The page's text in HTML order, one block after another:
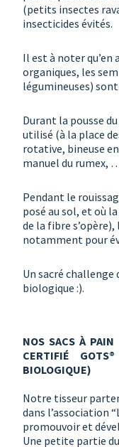
(petits insectes
insecticides évités.
Il est à noter qu’en
organiques, les
légumineuses)
Durant la pousse
utilisé (à la place
rotative, bineuse
manuel du rumex,
Pendant le
posé au sol, et où
de la fibre
notamment pour
Un sacré challenge
biologique :).
NOS SACS À
CERTIFIÉ
BIOLOGIQUE)
Notre tisseur
dans l’association
promouvoir et
Une petite partie